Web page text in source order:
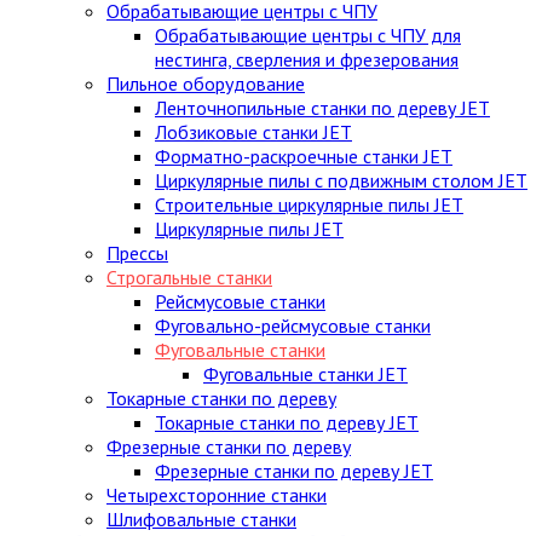
Обрабатывающие центры с ЧПУ
Обрабатывающие центры с ЧПУ для
нестинга, сверления и фрезерования
Пильное оборудование
Ленточнопильные станки по дереву JET
Лобзиковые станки JET
Форматно-раскроечные станки JET
Циркулярные пилы c подвижным столом JET
Строительные циркулярные пилы JET
Циркулярные пилы JET
Прессы
Строгальные станки
Рейсмусовые станки
Фуговально-рейсмусовые станки
Фуговальные станки
Фуговальные станки JET
Токарные станки по дереву
Токарные станки по дереву JET
Фрезерные станки по дереву
Фрезерные станки по дереву JET
Четырехсторонние станки
Шлифовальные станки